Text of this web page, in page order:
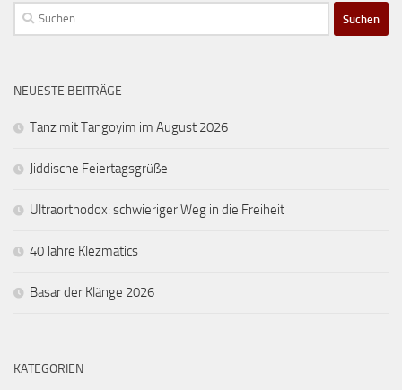
Suchen
nach:
NEUESTE BEITRÄGE
Tanz mit Tangoyim im August 2026
Jiddische Feiertagsgrüße
Ultraorthodox: schwieriger Weg in die Freiheit
40 Jahre Klezmatics
Basar der Klänge 2026
KATEGORIEN